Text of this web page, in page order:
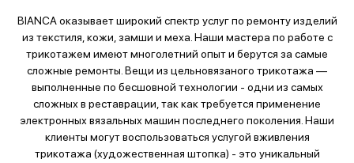
BIANCA оказывает широкий спектр услуг по ремонту изделий
из текстиля, кожи, замши и меха. Наши мастера по работе с
трикотажем имеют многолетний опыт и берутся за самые
сложные ремонты. Вещи из цельновязаного трикотажа —
выполненные по бесшовной технологии - одни из самых
сложных в реставрации, так как требуется применение
электронных вязальных машин последнего поколения. Наши
клиенты могут воспользоваться услугой вживления
трикотажа (художественная штопка) - это уникальный